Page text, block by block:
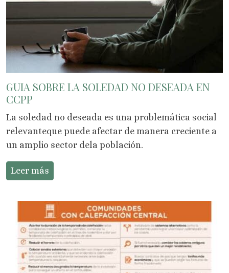
GUIA SOBRE LA SOLEDAD NO DESEADA EN
CCPP
La soledad no deseada es una problemática social
relevanteque puede afectar de manera creciente a
un amplio sector dela población.
Leer más